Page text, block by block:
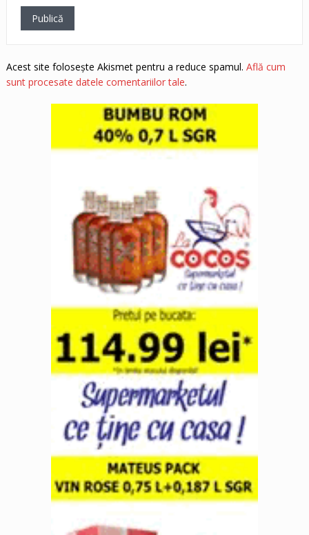
Acest site folosește Akismet pentru a reduce spamul. Află cum
sunt procesate datele comentariilor tale.